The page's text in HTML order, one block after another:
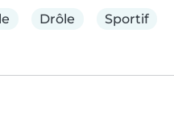
Drôle Sportif